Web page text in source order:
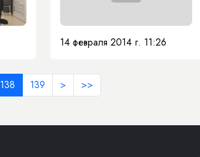
14 февраля 2014 г. 11:26
138 139 > >>